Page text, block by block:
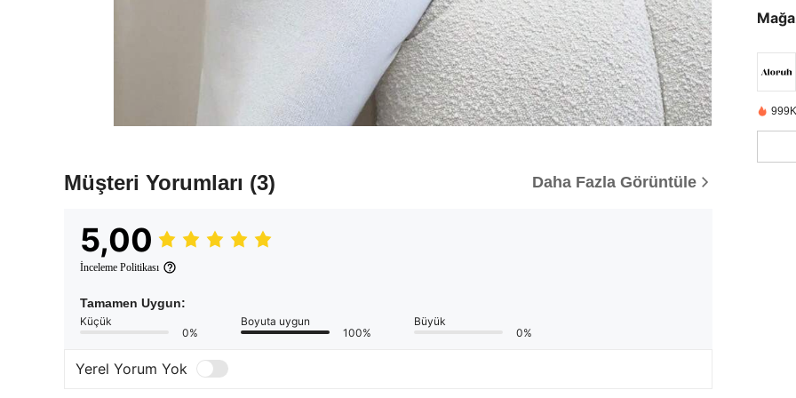
Müşteri Yorumları (3) Daha Fazla Görüntüle
5,00
İnceleme Politikası
Tamamen Uygun:
Küçük
0%
Boyuta uygun
100%
Büyük
0%
Yerel Yorum Yok